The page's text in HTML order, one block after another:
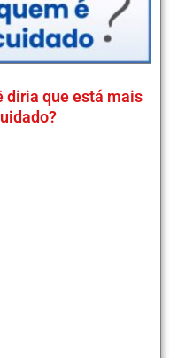
diria que está mais